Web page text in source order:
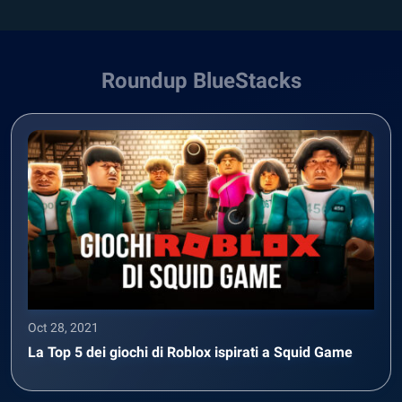
Roundup BlueStacks
Oct 28, 2021
La Top 5 dei giochi di Roblox ispirati a Squid Game